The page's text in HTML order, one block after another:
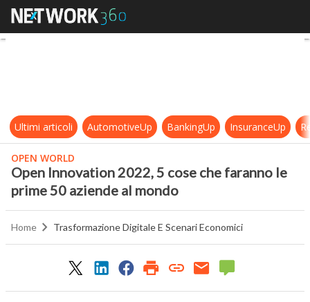
Open Innovation 2022, 5 cose
Ultimi articoli AutomotiveUp BankingUp InsuranceUp
OPEN WORLD
Open Innovation 2022, 5 cose che faranno le
prime 50 aziende al mondo
Home Trasformazione Digitale E Scenari Economici